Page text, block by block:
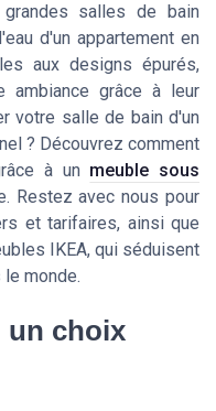
salles de bain
d'un appartement en
aux designs épurés,
ambiance grâce à leur
votre salle de bain d'un
? Découvrez comment
à un meuble sous
Restez avec nous pour
et tarifaires, ainsi que
IKEA, qui séduisent
monde.
un choix